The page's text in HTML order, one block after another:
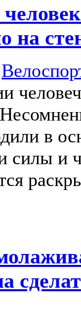
на
в
силы и